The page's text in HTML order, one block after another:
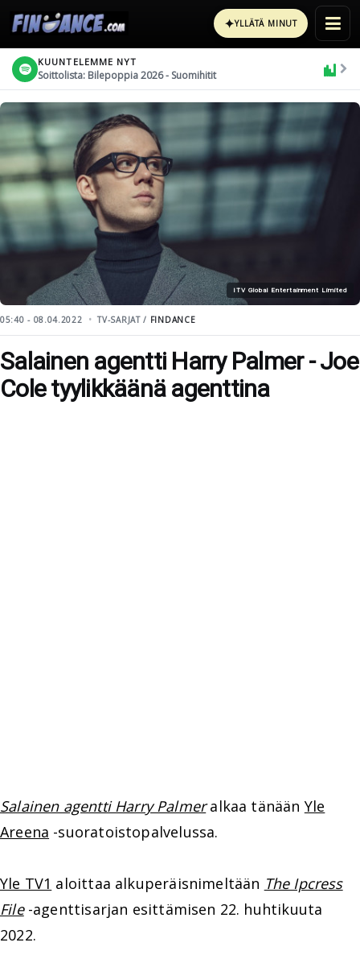
✦YLLÄTÄ MINUT
KUUNTELEMME NYT
Soittolista: Bilepoppia 2026 - Suomihitit
ITV Global Entertainment Limited
05:40 - 08.04.2022 TV-SARJAT / FINDANCE
Salainen agentti Harry Palmer - Joe
Cole tyylikkäänä agenttina
Salainen agentti Harry Palmeralkaa tänään Yle
Areena -suoratoistopalvelussa.
Yle TV1 aloittaa alkuperäisnimeltään The Ipcress
File-agenttisarjan esittämisen 22. huhtikuuta
2022.